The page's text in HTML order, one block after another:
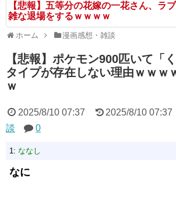
【悲報】五等分の花嫁の一花さん、ラ
雑な退場をするｗｗｗｗ
ホーム 漫画感想・雑談
【悲報】ポケモン900匹いて「
タイプが存在しない理由ｗｗｗ
ｗ
2025/8/10 07:37 2025/8/10 07:37
談
0
1: ななし
なに